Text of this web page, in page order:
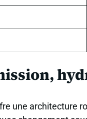
une architecture